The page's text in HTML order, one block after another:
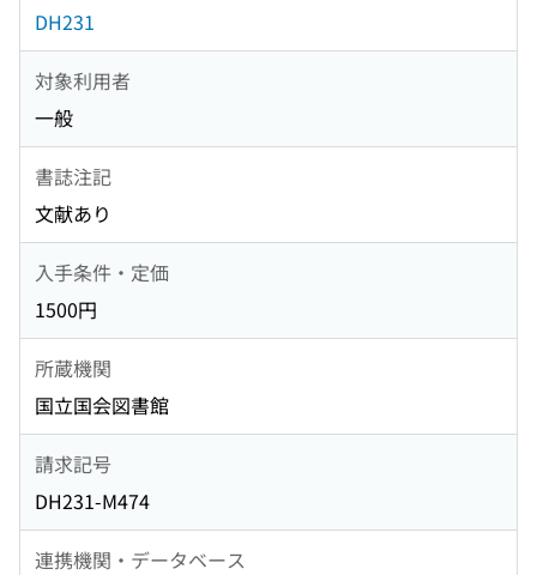
DH231
対象利用者
一般
書誌注記
文献あり
入手条件・定価
1500円
所蔵機関
国立国会図書館
請求記号
DH231-M474
連携機関・データベース